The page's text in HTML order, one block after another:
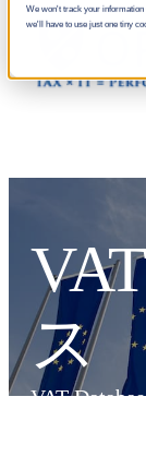
We won't track your
we'll have to use just one tiny
ス
VAT